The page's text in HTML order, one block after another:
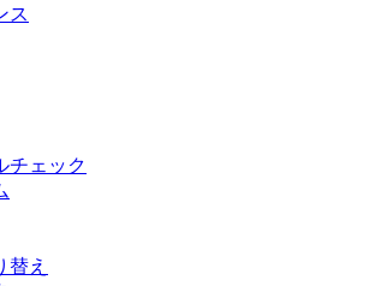
ス
チェック
替え